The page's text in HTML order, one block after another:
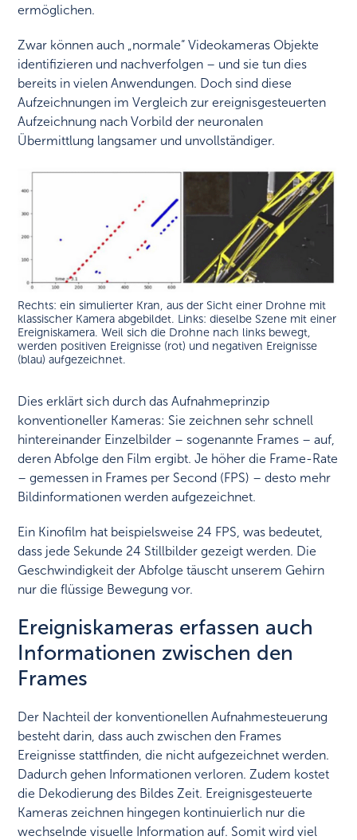
ermöglichen.
Zwar können auch „normale“ Videokameras Objekte
identifizieren und nachverfolgen – und sie tun dies
bereits in vielen Anwendungen. Doch sind diese
Aufzeichnungen im Vergleich zur ereignisgesteuerten
Aufzeichnung nach Vorbild der neuronalen
Übermittlung langsamer und unvollständiger.
Rechts: ein simulierter Kran, aus der Sicht einer Drohne mit
klassischer Kamera abgebildet. Links: dieselbe Szene mit einer
Ereigniskamera. Weil sich die Drohne nach links bewegt,
werden positiven Ereignisse (rot) und negativen Ereignisse
(blau) aufgezeichnet.
Dies erklärt sich durch das Aufnahmeprinzip
konventioneller Kameras: Sie zeichnen sehr schnell
hintereinander Einzelbilder – sogenannte Frames – auf,
deren Abfolge den Film ergibt. Je höher die Frame-Rate
– gemessen in Frames per Second (FPS) – desto mehr
Bildinformationen werden aufgezeichnet.
Ein Kinofilm hat beispielsweise 24 FPS, was bedeutet,
dass jede Sekunde 24 Stillbilder gezeigt werden. Die
Geschwindigkeit der Abfolge täuscht unserem Gehirn
nur die flüssige Bewegung vor.
Ereigniskameras erfassen auch
Informationen zwischen den
Frames
Der Nachteil der konventionellen Aufnahmesteuerung
besteht darin, dass auch zwischen den Frames
Ereignisse stattfinden, die nicht aufgezeichnet werden.
Dadurch gehen Informationen verloren. Zudem kostet
die Dekodierung des Bildes Zeit. Ereignisgesteuerte
Kameras zeichnen hingegen kontinuierlich nur die
wechselnde visuelle Information auf. Somit wird viel